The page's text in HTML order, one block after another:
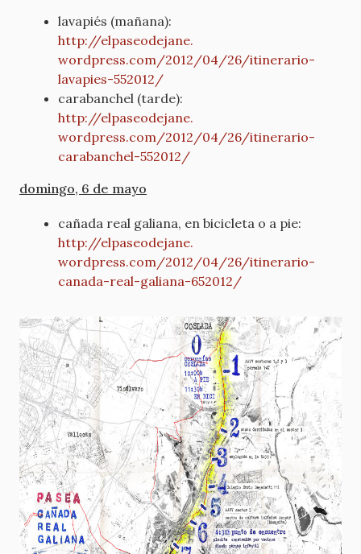
lavapiés (mañana):
http://elpaseodejane.
wordpress.com/2012/04/26/itinerario-
lavapies-552012/
carabanchel (tarde):
http://elpaseodejane.
wordpress.com/2012/04/26/itinerario-
carabanchel-552012/
domingo, 6 de mayo
cañada real galiana, en bicicleta o a pie:
http://elpaseodejane.
wordpress.com/2012/04/26/itinerario-
canada-real-galiana-652012/